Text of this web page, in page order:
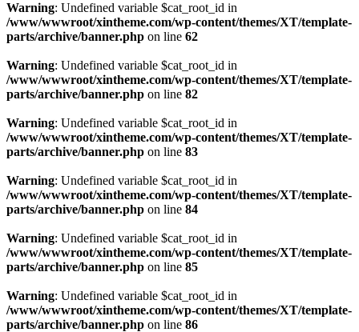
Warning: Undefined variable $cat_root_id in
/www/wwwroot/xintheme.com/wp-content/themes/XT/template-
parts/archive/banner.php on line 62
Warning: Undefined variable $cat_root_id in
/www/wwwroot/xintheme.com/wp-content/themes/XT/template-
parts/archive/banner.php on line 82
Warning: Undefined variable $cat_root_id in
/www/wwwroot/xintheme.com/wp-content/themes/XT/template-
parts/archive/banner.php on line 83
Warning: Undefined variable $cat_root_id in
/www/wwwroot/xintheme.com/wp-content/themes/XT/template-
parts/archive/banner.php on line 84
Warning: Undefined variable $cat_root_id in
/www/wwwroot/xintheme.com/wp-content/themes/XT/template-
parts/archive/banner.php on line 85
Warning: Undefined variable $cat_root_id in
/www/wwwroot/xintheme.com/wp-content/themes/XT/template-
parts/archive/banner.php on line 86